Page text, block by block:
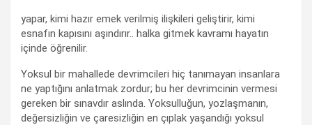
yapar, kimi hazır emek verilmiş ilişkileri geliştirir, kimi
esnafın kapısını aşındırır.. halka gitmek kavramı hayatın
içinde öğrenilir.
Yoksul bir mahallede devrimcileri hiç tanımayan insanlara
ne yaptığını anlatmak zordur; bu her devrimcinin vermesi
gereken bir sınavdır aslında. Yoksulluğun, yozlaşmanın,
değersizliğin ve çaresizliğin en çıplak yaşandığı yoksul